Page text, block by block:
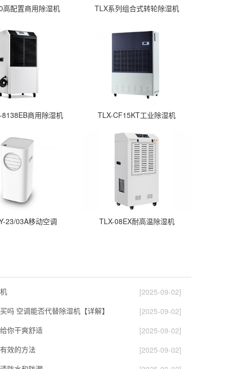
高配置商用除湿机 TLX系列组合式转轮除湿机
8138EB商用除湿机 TLX-CF15KT工业除湿机
23/03A移动空调 TLX-08EX耐高温除湿机
[2025-09-02]
吗 空调能否代替除湿机【详解】
[2025-09-02]
你干爽舒适
[2025-09-02]
效的方法
[2025-09-02]